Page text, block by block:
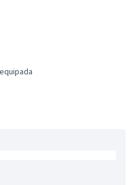
ciutat accessible i equipada